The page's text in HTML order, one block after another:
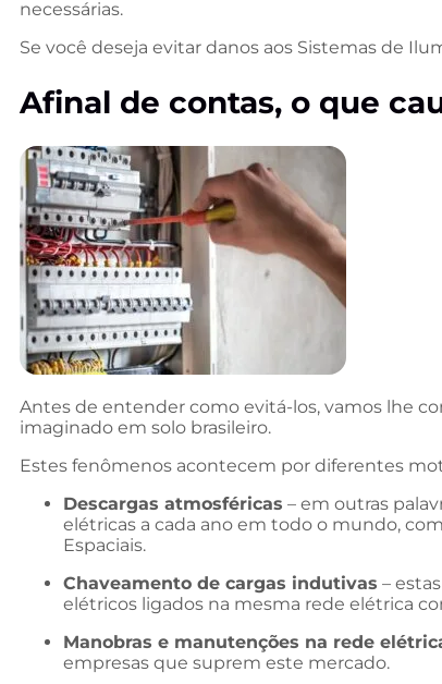
necessárias.
Se você deseja evitar danos aos Sistemas de
Afinal de contas, o que
Antes de entender como evitá-los, vamos lhe
imaginado em solo brasileiro.
Estes fenômenos acontecem por diferentes
Descargas atmosféricas – em outras
elétricas a cada ano em todo o mundo,
Espaciais.
Chaveamento de cargas indutivas –
elétricos ligados na mesma rede elétrica
Manobras e manutenções na rede
empresas que suprem este mercado.